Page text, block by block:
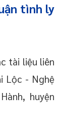
tình ly
tài liệu liên
Lộc - Nghệ
huyện